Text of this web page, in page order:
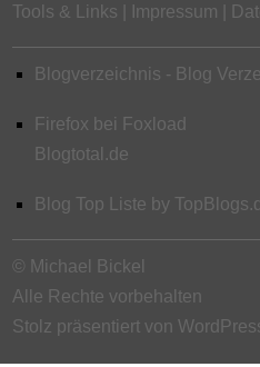
Tools & Links
Impressum
Blogverzeichnis - Blog
Firefox bei Foxload
Blogtotal.de
Blog Top Liste by
© Michael Bickel
Alle Rechte vorbehalten
Stolz präsentiert von